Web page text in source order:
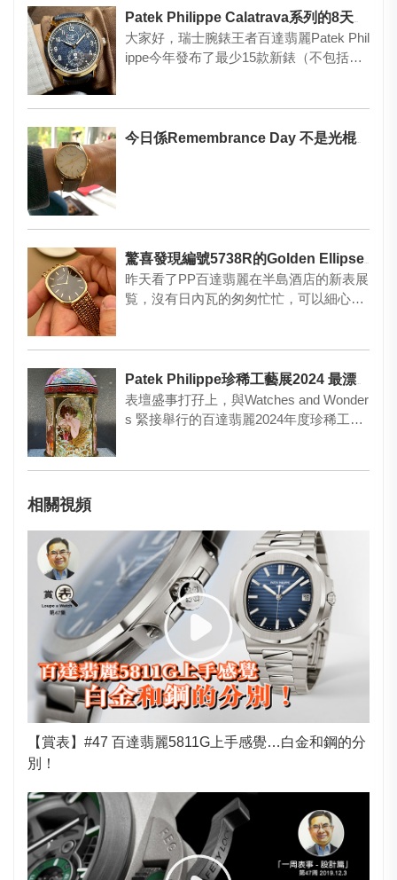
大家好，瑞士腕錶王者百達翡麗Patek Phil
ippe今年發布了最少15款新錶（不包括
今日係Remembrance Day 不是光棍節
昨天看了PP百達翡麗在半島酒店的新表展
覧，沒有日內瓦的匆匆忙忙，可以細心欣
表壇盛事打孖上，與Watches and Wonder
s 緊接舉行的百達翡麗2024年度珍稀工藝
相關視頻
【賞表】#47 百達翡麗5811G上手感覺…白金和鋼的分
別！